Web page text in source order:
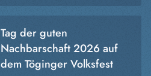
Tag der guten
Nachbarschaft 2026 auf
dem Töginger Volksfest